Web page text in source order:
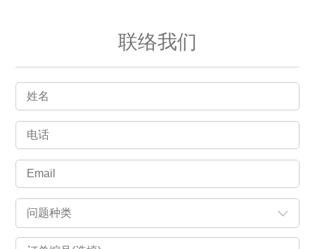
联络我们
问题种类
交易相关